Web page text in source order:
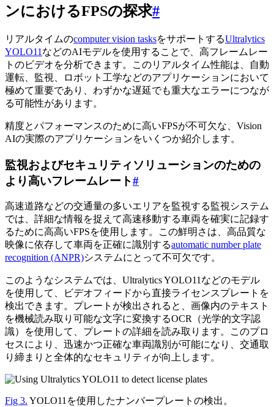
ンにおけるFPSの探求#
リアルタイムのcomputer vision tasksをサポートするUltralytics
YOLO11 などのAIモデルを使用することで、高フレームレー
トのビデオを分析できます。このリアルタイム性能は、自動
運転、監視、ロボット工学などのアプリケーションにおいて
極めて重要であり、わずかな遅延でも重大なエラーにつなが
る可能性があります。
精度とパフォーマンスのために高いFPSが不可欠な、Vision
AIの実際のアプリケーションをいくつか紹介します。
監視およびセキュリティソリューションのための
より高いフレームレート#
高速道路などの交通量の多いエリアを監視する監視システム
では、詳細な情報を捉えて高速移動する車両を確実に記録す
るために高高いFPSを使用します。この鮮明さは、高品質な
映像に依存して車両を正確に識別するautomatic number plate
recognition (ANPR)システムにとって不可欠です。
このようなシステムでは、Ultralytics YOLO11などのモデル
を使用して、ビデオフィードから直接ライセンスプレートを
検出できます。プレートが検出されると、画像内のテキスト
を機械読み取り可能な文字に変換するOCR（光学的文字認
識）を使用して、プレートの詳細を読み取ります。このプロ
セスにより、迅速かつ正確な車両識別が可能になり、交通取
り締まりと全体的なセキュリティが向上します。
Fig 3. YOLO11を使用したナンバープレートの検出。